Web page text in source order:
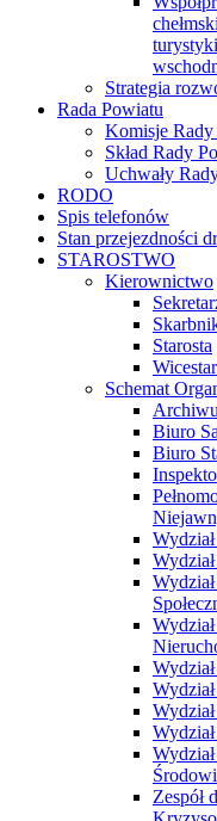
Strategia
Rada Powiatu
Komisje Rady
Skład Rady
Uchwały
RODO
Spis telefonów
Stan przejezdności
STAROSTWO
Kierownictwo
Starosta
Schemat
Biuro
Biuro
Zespół